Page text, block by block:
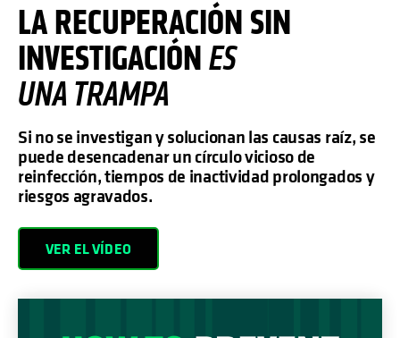
LA RECUPERACIÓN SIN
INVESTIGACIÓNES
UNA TRAMPA
Si no se investigan y solucionan las causas raíz, se
puede desencadenar un círculo vicioso de
reinfección, tiempos de inactividad prolongados y
riesgos agravados.
VER EL VÍDEO